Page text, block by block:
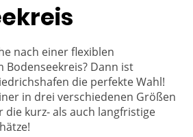
nach einer flexiblen
Bodenseekreis? Dann ist
die perfekte Wahl!
in drei verschiedenen Größen
die kurz- als auch langfristige